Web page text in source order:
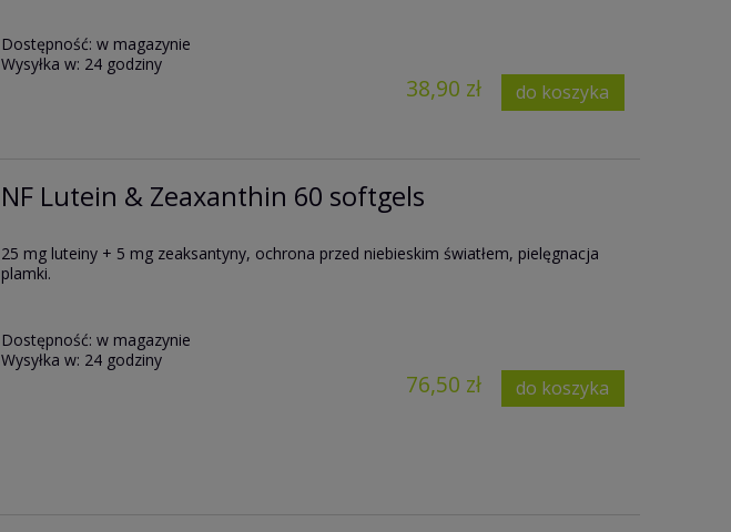
Dostępność: w magazynie
Wysyłka w: 24 godziny
38,90 zł do koszyka
NF Lutein & Zeaxanthin 60 softgels
25 mg luteiny + 5 mg zeaksantyny, ochrona przed niebieskim światłem, pielęgnacja
plamki.
Dostępność: w magazynie
Wysyłka w: 24 godziny
76,50 zł do koszyka